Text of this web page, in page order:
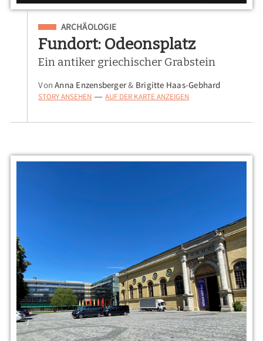
Eingeordnet unter
ARCHÄOLOGIE
Fundort: Odeonsplatz
Ein antiker griechischer Grabstein
VonAnna Enzensberger& Brigitte Haas-Gebhard
STORY ANSEHEN — AUF DER KARTE ANZEIGEN